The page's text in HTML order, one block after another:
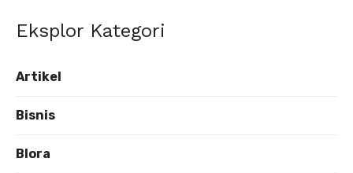
Eksplor Kategori
Artikel
Bisnis
Blora